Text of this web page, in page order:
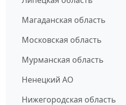
Магаданская область
Московская область
Мурманская область
Ненецкий АО
Нижегородская область